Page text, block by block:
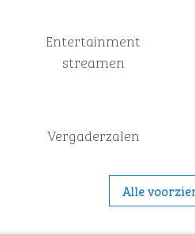
Entertainment
streamen
Vergaderzalen
Alle